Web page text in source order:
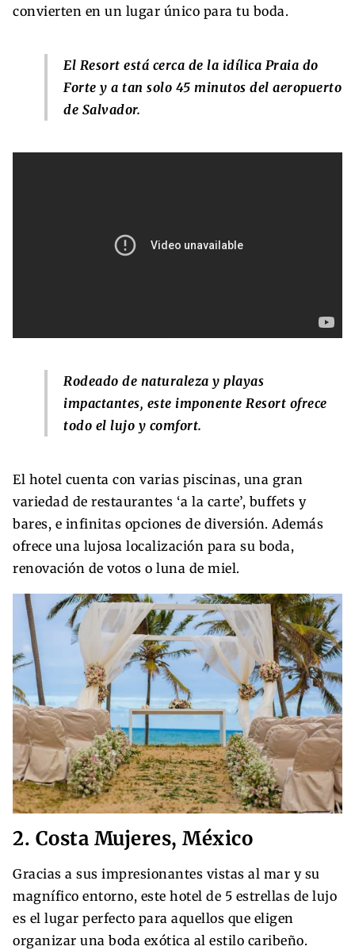
convierten en un lugar único para tu boda.
El Resort está cerca de la idílica Praia do
Forte y a tan solo 45 minutos del aeropuerto
de Salvador.
Rodeado de naturaleza y playas
impactantes, este imponente Resort ofrece
todo el lujo y comfort.
El hotel cuenta con varias piscinas, una gran
variedad de restaurantes ‘a la carte’, buffets y
bares, e infinitas opciones de diversión. Además
ofrece una lujosa localización para su boda,
renovación de votos o luna de miel.
2. Costa Mujeres, México
Gracias a sus impresionantes vistas al mar y su
magnífico entorno, este hotel de 5 estrellas de lujo
es el lugar perfecto para aquellos que eligen
organizar una boda exótica al estilo caribeño.